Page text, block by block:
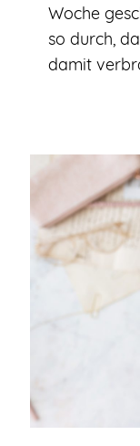
Woche
so durch,
damit